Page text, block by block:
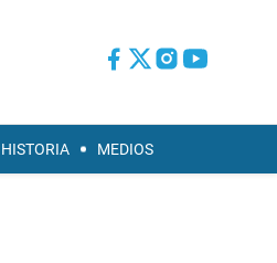
HISTORIA MEDIOS